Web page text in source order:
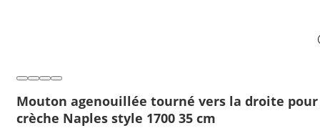
Mouton agenouillée tourné vers la droite pour
crèche Naples style 1700 35 cm